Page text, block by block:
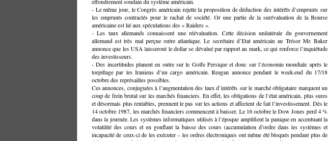
- Le même jour, le Congrès américain rejette la proposition de déduction des intérêts d’emprunts sur
les emprunts contractés pour le rachat de société. Or une partie de la surévaluation de la Bourse
américaine est lié aux spéculations des « Raiders ».
- Les taux allemands connaissent une réévaluation. Cette décision unilatérale du gouvernement
allemand est très mal perçue outre atlantique. Le secrétaire d’Etat américain au Trésor Mr. Baker
annonce que les USA laisseront le dollar se dévalué par rapport au mark, ce qui renforce l’inquiétude
des investisseurs.
- Des incertitudes planent en outre sur le Golfe Persique et donc sur l’économie mondiale après le
torpillage par les Iraniens d’un cargo américain. Reagan annonce pendant le week-end du 17/18
octobre des représailles possibles.
Ces annonces, conjuguées à l’augmentation des taux d’intérêts sur le marché obligataire marquent un
coup de frein brutal sur les marchés financiers. En effet, les obligations de l’état américain, plus sures
et désormais plus rentables, prennent le pas sur les actions et affectent de fait l’investissement. Dès le
14 octobre 1987, les marchés financiers commencent à baisser. Le 16 octobre le Dow Jones perd 4 %
dans la journée. Les systèmes informatiques utilisés à l’époque amplifient la panique en accentuant la
volatilité des cours et en gonflant la baisse des cours (accumulation d’ordre dans les systèmes et
incapacité de ceux-ci de les exécuter – les ordres électroniques ont même été bloqués pendant plus de